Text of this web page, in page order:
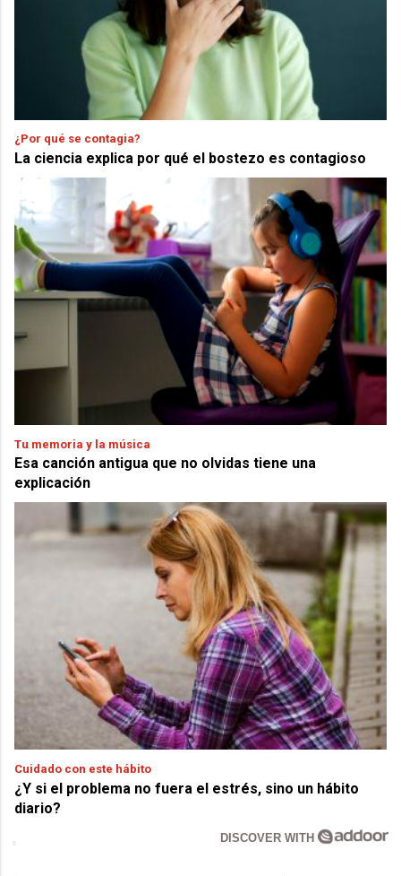
¿Por qué se contagia?
La ciencia explica por qué el bostezo es contagioso
Tu memoria y la música
Esa canción antigua que no olvidas tiene una
explicación
Cuidado con este hábito
¿Y si el problema no fuera el estrés, sino un hábito
diario?
DISCOVER WITH